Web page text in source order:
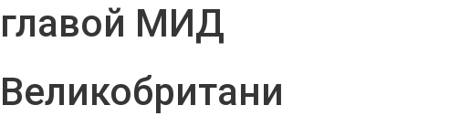
главой МИД
Великобритани